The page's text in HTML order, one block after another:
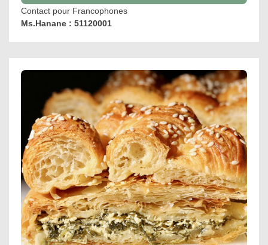
Contact pour Francophones
Ms.Hanane : 51120001